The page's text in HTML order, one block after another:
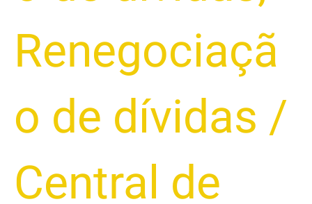
Renegociaçã
o de dívidas /
Central de